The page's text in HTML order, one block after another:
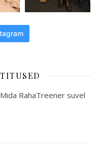
RahaTreener suvel